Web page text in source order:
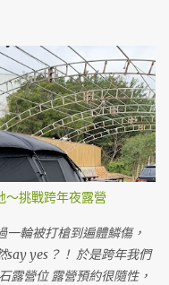
～挑戰跨年夜露營
輪被打槍到遍體鱗傷，
yes？！ 於是跨年我們
露營位 露營預約很隨性，